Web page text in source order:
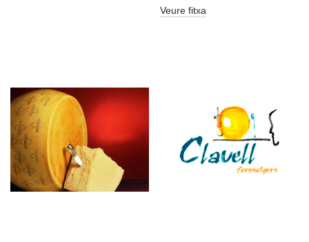
Veure fitxa